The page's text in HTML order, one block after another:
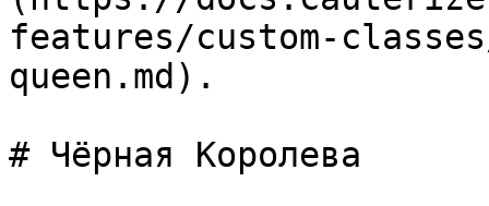
features/custom-
queen.md).
# Чёрная Королева